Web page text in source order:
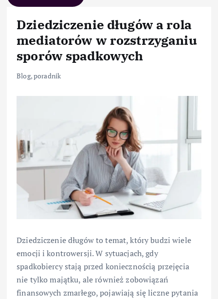
Dziedziczenie długów a rola
mediatorów w rozstrzyganiu
sporów spadkowych
Blog,poradnik
Dziedziczenie długów to temat, który budzi wiele
emocji i kontrowersji. W sytuacjach, gdy
spadkobiercy stają przed koniecznością przejęcia
nie tylko majątku, ale również zobowiązań
finansowych zmarłego, pojawiają się liczne pytania